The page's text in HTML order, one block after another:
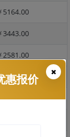
5164.00
3443.00
2581.00
515.00
2199.00
惠报价